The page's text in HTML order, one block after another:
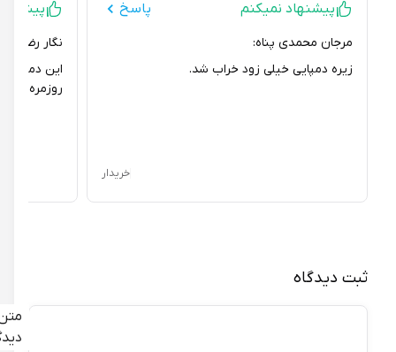
ثبت دیدگاه
متن
دیدگاه
پیشنهاد نمیکنم پاسخ
مرجان محمدی پناه:
زیره دمپایی خیلی زود خراب شد.
خریدار
پیشنهاد
نگار رضوانی:
این دمپایی
روزمره خیلی